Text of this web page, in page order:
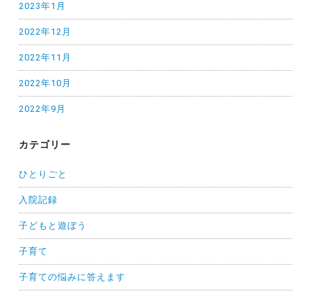
2023年1月
2022年12月
2022年11月
2022年10月
2022年9月
カテゴリー
ひとりごと
入院記録
子どもと遊ぼう
子育て
子育ての悩みに答えます